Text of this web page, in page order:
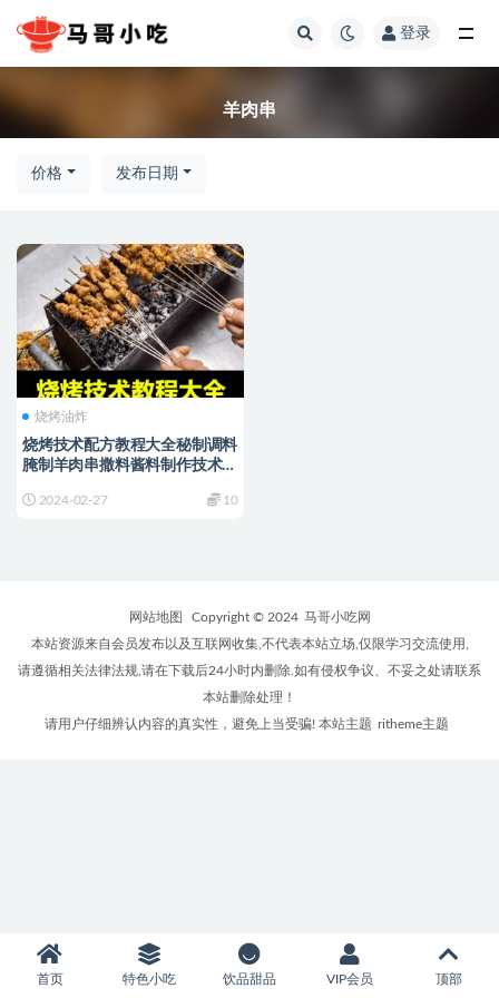
登录
羊肉串
价格 发布日期
烧烤油炸
烧烤技术配方教程大全秘制调料
腌制羊肉串撒料酱料制作技术商
2024-02-27 10
网站地图 Copyright © 2024 马哥小吃网
本站资源来自会员发布以及互联网收集,不代表本站立场,仅限学习交流使用,
请遵循相关法律法规,请在下载后24小时内删除.如有侵权争议、不妥之处请联系
本站删除处理！
请用户仔细辨认内容的真实性，避免上当受骗! 本站主题 ritheme主题
首页 特色小吃 饮品甜品 VIP会员 顶部